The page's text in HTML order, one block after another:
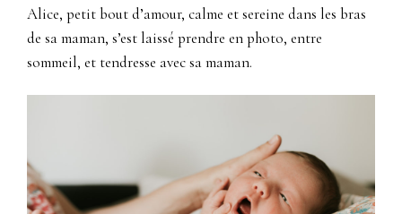
Alice, petit bout d’amour, calme et sereine dans les bras
de sa maman, s’est laissé prendre en photo, entre
sommeil, et tendresse avec sa maman.